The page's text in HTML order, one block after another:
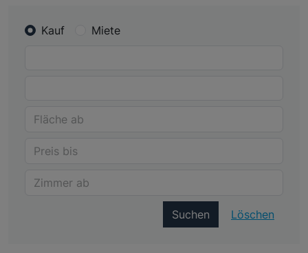
Kauf Miete
Suchen Löschen